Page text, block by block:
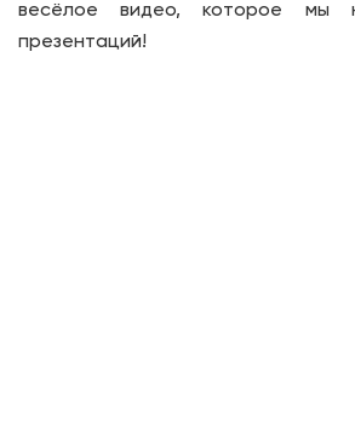
весёлое видео, которое мы
презентаций!